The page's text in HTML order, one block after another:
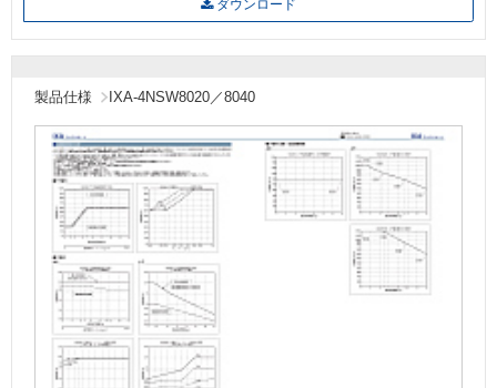
ダウンロード
製品仕様 IXA-4NSW8020／8040